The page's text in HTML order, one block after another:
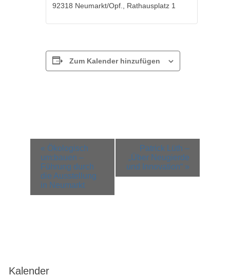
92318 Neumarkt/Opf., Rathausplatz 1
Zum Kalender hinzufügen
Veranstaltung-
Navigation
« Ökologisch
um:bauen –
Führung durch
die Ausstellung
in Neumarkt
Patrick Lüth –
„Über Neugierde
und Innovation“ »
Kalender